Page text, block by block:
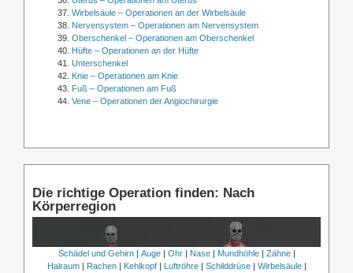
Wirbelsäule – Operationen an der Wirbelsäule
Nervensystem – Operationen am Nervensystem
Oberschenkel – Operationen am Oberschenkel
Hüfte – Operationen an der Hüfte
Unterschenkel
Knie – Operationen am Knie
Fuß – Operationen am Fuß
Vene – Operationen der Angiochirurgie
Die richtige Operation finden: Nach
Körperregion
Schädel und Gehirn| Auge| Ohr| Nase| Mundhöhle| Zähne|
Halraum| Rachen| Kehlkopf| Luftröhre| Schilddrüse| Wirbelsäule|